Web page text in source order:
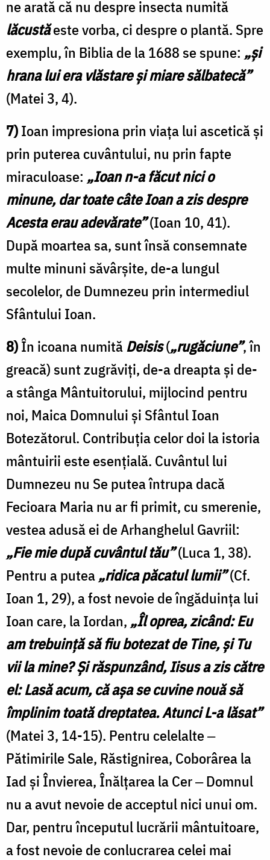
ne arată că nu despre insecta numită
lăcustăeste vorba, ci despre o plantă. Spre
exemplu, în Biblia de la 1688 se spune: „și
hrana lui era vlăstare și miare sălbatecă”
(Matei 3, 4).
7)Ioan impresiona prin viața lui ascetică și
prin puterea cuvântului, nu prin fapte
miraculoase: „Ioan n-a făcut nici o
minune, dar toate câte Ioan a zis despre
Acesta erau adevărate”(Ioan 10, 41).
După moartea sa, sunt însă consemnate
multe minuni săvârșite, de-a lungul
secolelor, de Dumnezeu prin intermediul
Sfântului Ioan.
8)În icoana numităDeisis(„rugăciune”, în
greacă) sunt zugrăviți, de-a dreapta și de-
a stânga Mântuitorului, mijlocind pentru
noi, Maica Domnului și Sfântul Ioan
Botezătorul. Contribuția celor doi la istoria
mântuirii este esențială. Cuvântul lui
Dumnezeu nu Se putea întrupa dacă
Fecioara Maria nu ar fi primit, cu smerenie,
vestea adusă ei de Arhanghelul Gavriil:
„Fie mie după cuvântul tău”(Luca 1, 38).
Pentru a putea„ridica păcatul lumii”(Cf.
Ioan 1, 29), a fost nevoie de îngăduința lui
Ioan care, la Iordan, „Îl oprea, zicând: Eu
am trebuinţă să fiu botezat de Tine, şi Tu
vii la mine? Şi răspunzând, Iisus a zis către
el: Lasă acum, că aşa se cuvine nouă să
împlinim toată dreptatea. Atunci L-a lăsat”
(Matei 3, 14-15). Pentru celelalte ‒
Pătimirile Sale, Răstignirea, Coborârea la
Iad și Învierea, Înălțarea la Cer ‒ Domnul
nu a avut nevoie de acceptul nici unui om.
Dar, pentru începutul lucrării mântuitoare,
a fost nevoie de conlucrarea celei mai